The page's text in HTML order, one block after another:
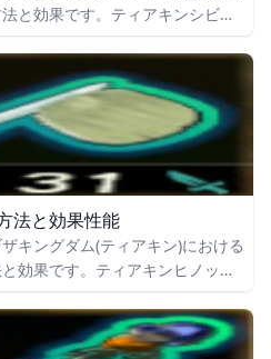
と効果です。ティアキンシビレ
ます。
法と効果性能
キングダム(ティアキン)における
効果です。ティアキンヒノック